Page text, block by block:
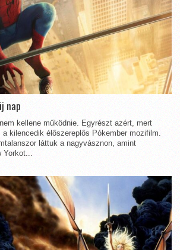
nap
kellene működnie. Egyrészt azért, mert
kilencedik élőszereplős Pókember mozifilm.
láttuk a nagyvásznon, amint